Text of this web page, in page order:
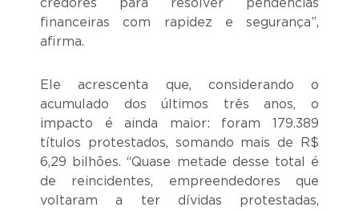
credores para resolver pendências
financeiras com rapidez e segurança”,
afirma.
Ele acrescenta que, considerando o
acumulado dos últimos três anos, o
impacto é ainda maior: foram 179.389
títulos protestados, somando mais de R$
6,29 bilhões. “Quase metade desse total é
de reincidentes, empreendedores que
voltaram a ter dívidas protestadas,